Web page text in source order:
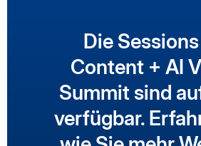
Die
Content + AI
Summit sind
verfügbar.